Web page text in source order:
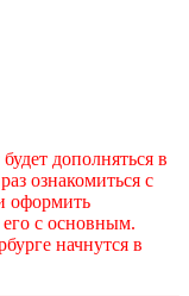
дополняться в
ознакомиться с
оформить
с основным.
начнутся в